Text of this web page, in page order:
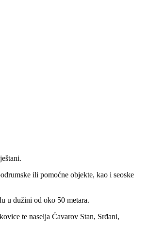
ili pomoćne objekte, kao i seoske
u dužini od oko 50 metara.
te naselja Ćavarov Stan, Srđani,